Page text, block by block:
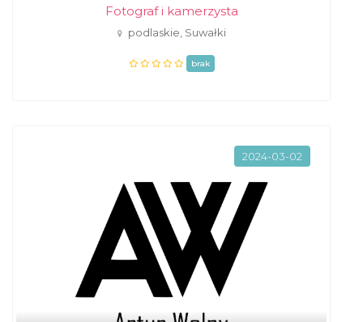
Fotograf i kamerzysta
podlaskie, Suwałki
brak
2024-03-02